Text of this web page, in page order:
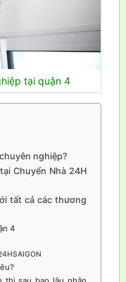
tại quận 4
nghiệp?
Chuyển Nhà 24H
tất cả các thương
4